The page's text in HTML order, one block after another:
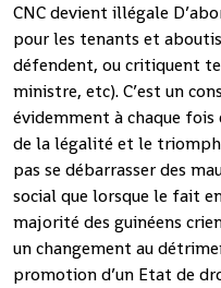
CNC devient illégale
pour les tenants et
défendent, ou critiquent
ministre, etc). C’est un
évidemment à chaque fois
de la légalité et le
pas se débarrasser des
social que lorsque le fait
majorité des guinéens
un changement au
promotion d’un Etat de